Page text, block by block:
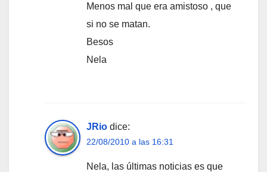
Menos mal que era amistoso , que
si no se matan.
Besos
Nela
JRio dice:
22/08/2010 a las 16:31
Nela, las últimas noticias es que